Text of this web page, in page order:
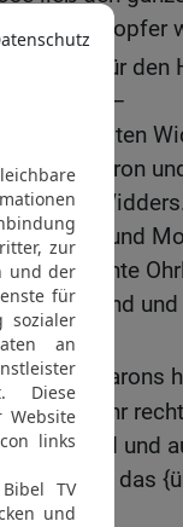
ein
für
hatte. –
den zweiten
und Aaron
des
ihn, und
das rechte
Hand
Söhne Aarons
Blut auf ihr
Hand und
sprengte das